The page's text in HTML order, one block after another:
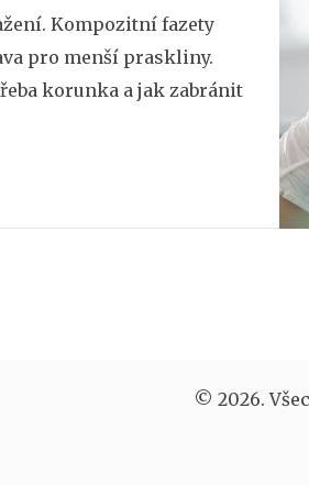
Kompozitní fazety
pro menší praskliny.
korunka a jak zabránit
© 2026.